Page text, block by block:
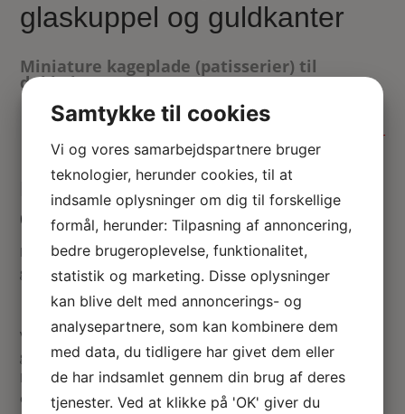
glaskuppel og guldkanter
Miniature kageplade (patisserier) til
dukkehus 1:12
485.00
Ikke på lager
Miniature kagefad på høj fod til
dekorativ servering af kage 1:12
Kageplade til dukkehus kager som skal beskyttes under
glaskuppel.
Vær den første til at anmelde “Patisserier kageplade m.
glaskuppel og guldkanter”
Din e-mailadresse vil ikke blive publiceret. Krævede felter
er markeret med*
Samtykke til cookies
Vi og vores samarbejdspartnere bruger
teknologier, herunder cookies, til at
indsamle oplysninger om dig til forskellige
formål, herunder: Tilpasning af annoncering,
bedre brugeroplevelse, funktionalitet,
statistik og marketing. Disse oplysninger
kan blive delt med annoncerings- og
analysepartnere, som kan kombinere dem
med data, du tidligere har givet dem eller
de har indsamlet gennem din brug af deres
tjenester. Ved at klikke på 'OK' giver du